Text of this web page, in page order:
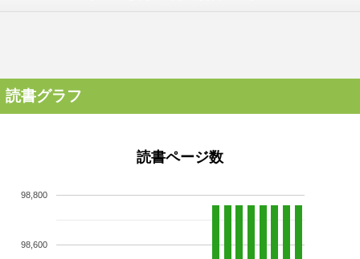
読書グラフ
読書ページ数
98,600
98,800